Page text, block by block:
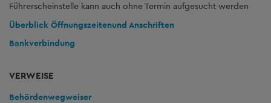
Führerscheinstelle kann auch ohne Termin aufgesucht werden
Überblick Öffnungszeitenund Anschriften
Bankverbindung
VERWEISE
Behördenwegweiser